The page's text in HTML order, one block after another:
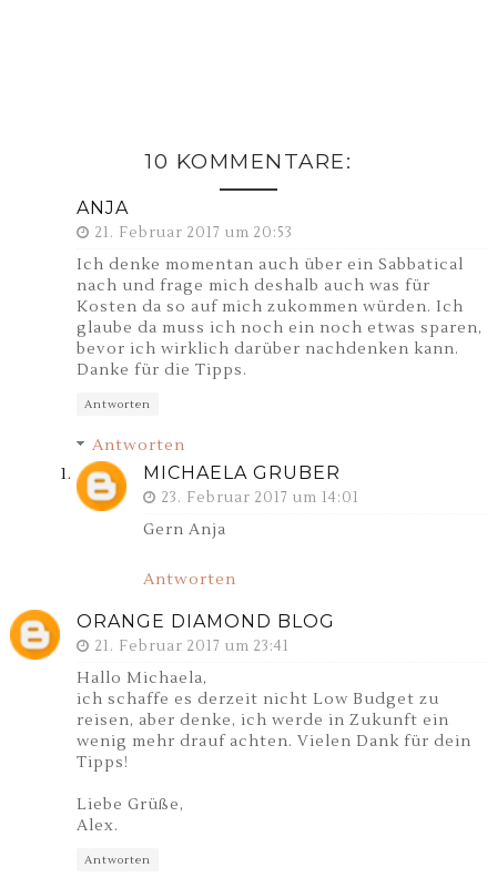
10 KOMMENTARE:
ANJA
21. Februar 2017 um 20:53
Ich denke momentan auch über ein Sabbatical
nach und frage mich deshalb auch was für
Kosten da so auf mich zukommen würden. Ich
glaube da muss ich noch ein noch etwas sparen,
bevor ich wirklich darüber nachdenken kann.
Danke für die Tipps.
Antworten
Antworten
MICHAELA GRUBER
23. Februar 2017 um 14:01
Gern Anja
Antworten
ORANGE DIAMOND BLOG
21. Februar 2017 um 23:41
Hallo Michaela,
ich schaffe es derzeit nicht Low Budget zu
reisen, aber denke, ich werde in Zukunft ein
wenig mehr drauf achten. Vielen Dank für dein
Tipps!
Liebe Grüße,
Alex.
Antworten